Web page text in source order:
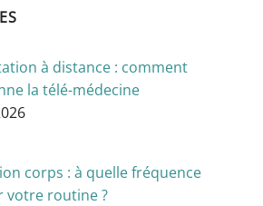
à distance : comment
la télé-médecine
corps : à quelle fréquence
votre routine ?